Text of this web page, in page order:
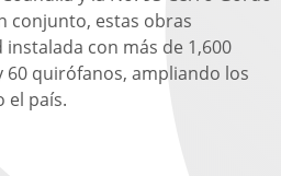
conjunto, estas obras
con más de 1,600
60 quirófanos, ampliando los
el país.